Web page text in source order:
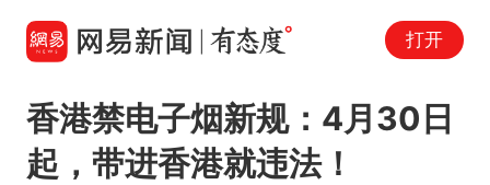
打开
香港禁电子烟新规：4月30日
起，带进香港就违法！